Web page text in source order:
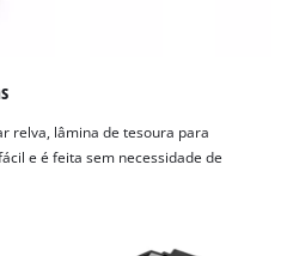
relva, lâmina de tesoura para
e é feita sem necessidade de